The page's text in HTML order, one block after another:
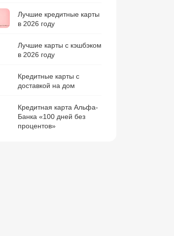
Лучшие кредитные карты
в 2026 году
Лучшие карты с кэшбэком
в 2026 году
Кредитные карты с
доставкой на дом
Кредитная карта Альфа-
Банка «100 дней без
процентов»